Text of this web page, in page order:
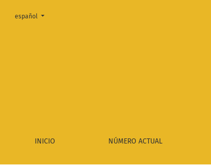
Buscar
INICIO NÚMERO ACTUAL
Cambiar el idioma. El actual es:
español